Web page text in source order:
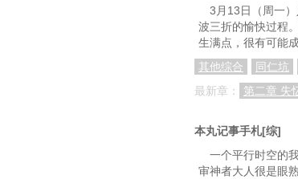
3月13日（周一
波三折的愉快过程
生满点，很有可能
其他综合
同仁坑
最新章：
第二章 失
本丸记事手札[综]
一个平行时空的
审神者大人很是眼